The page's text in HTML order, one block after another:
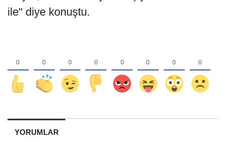
ile" diye konuştu.
YORUMLAR